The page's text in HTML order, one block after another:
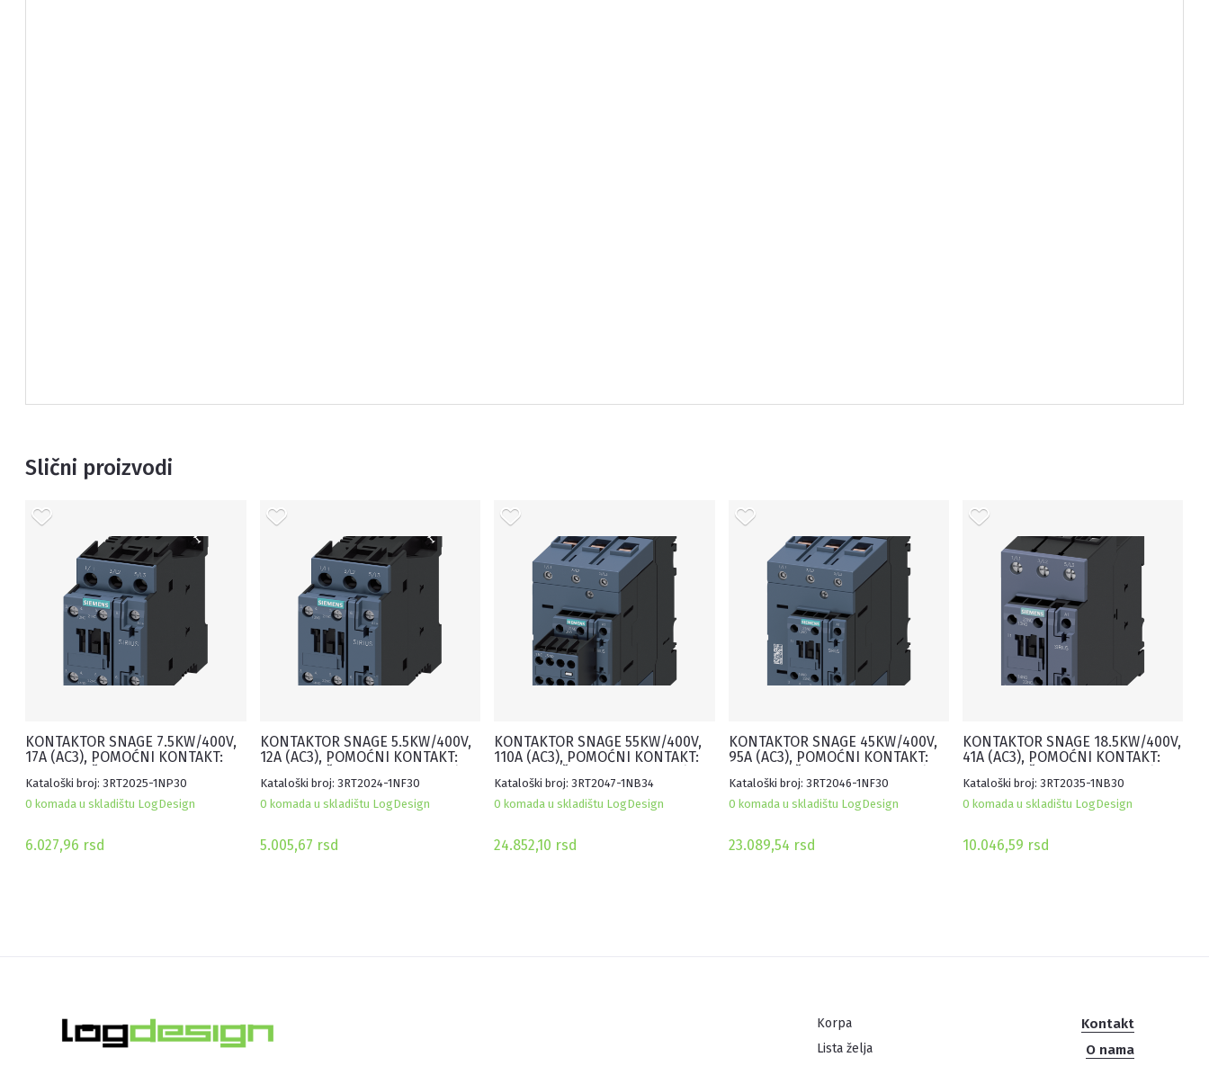
Slični proizvodi
KONTAKTOR SNAGE 7.5KW/400V,
17A (AC3), POMOĆNI KONTAKT:
AC/DC, VELIČINA S0, SA
INTEGRISANIM VARISTOROM
Kataloški broj: 3RT2025-1NP30
0 komada u skladištu LogDesign
6.027,96 rsd
KONTAKTOR SNAGE 5.5KW/400V,
12A (AC3), POMOĆNI KONTAKT:
VELIČINA S0, SA INTEGRISANIM
VARISTOROM
Kataloški broj: 3RT2024-1NF30
0 komada u skladištu LogDesign
5.005,67 rsd
KONTAKTOR SNAGE 55KW/400V,
110A (AC3), POMOĆNI KONTAKT:
VELIČINA S3, SA INTEGRISANIM
VARISTOROM
Kataloški broj: 3RT2047-1NB34
0 komada u skladištu LogDesign
24.852,10 rsd
KONTAKTOR SNAGE 45KW/400V,
95A (AC3), POMOĆNI KONTAKT:
VELIČINA S3, SA INTEGRISANIM
VARISTOROM
Kataloški broj: 3RT2046-1NF30
0 komada u skladištu LogDesign
23.089,54 rsd
KONTAKTOR SNAGE 18.5KW/400V,
41A (AC3), POMOĆNI KONTAKT:
VELIČINA S2, SA INTEGRISANIM
VARISTOROM
Kataloški broj: 3RT2035-1NB30
0 komada u skladištu LogDesign
10.046,59 rsd
Korpa
Lista želja
Kontakt
O nama